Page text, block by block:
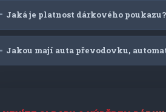
Jaká je platnost dárkového poukazu?
Jakou mají auta převodovku,